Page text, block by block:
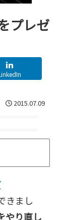
プレゼ
2015.07.09
きまし
やり直し